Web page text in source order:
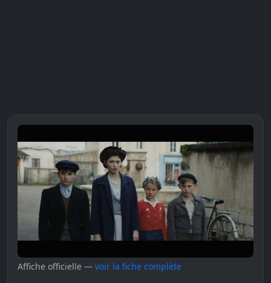
Affiche officielle — voir la fiche complète